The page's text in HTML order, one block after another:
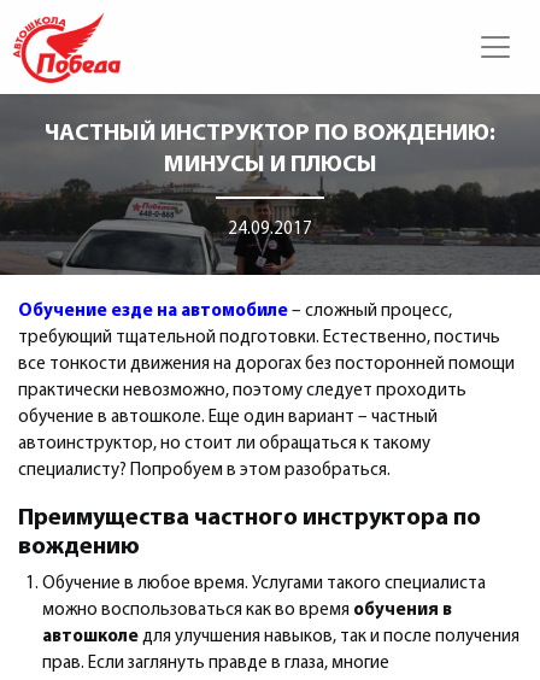
ЧАСТНЫЙ ИНСТРУКТОР ПО ВОЖДЕНИЮ:
МИНУСЫ И ПЛЮСЫ
24.09.2017
Обучение езде на автомобиле – сложный процесс,
требующий тщательной подготовки. Естественно, постичь
все тонкости движения на дорогах без посторонней помощи
практически невозможно, поэтому следует проходить
обучение в автошколе. Еще один вариант – частный
автоинструктор, но стоит ли обращаться к такому
специалисту? Попробуем в этом разобраться.
Преимущества частного инструктора по
вождению
Обучение в любое время. Услугами такого специалиста
можно воспользоваться как во время обучения в
автошколе для улучшения навыков, так и после получения
прав. Если заглянуть правде в глаза, многие